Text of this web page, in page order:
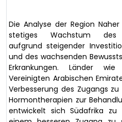
Die Analyse der Region
stetiges Wachstum des
aufgrund steigender
und des wachsenden
Erkrankungen. Länder
Vereinigten Arabischen
Verbesserung des Zugangs
Hormontherapien zur
entwickelt sich Südafrika zu